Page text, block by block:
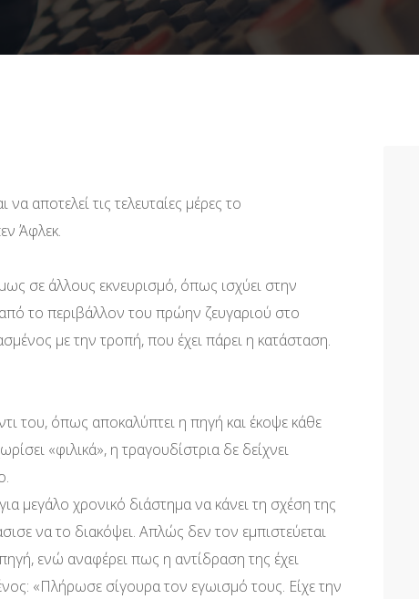
αποτελεί τις τελευταίες μέρες το
Άφλεκ.
σε άλλους εκνευρισμό, όπως ισχύει στην
το περιβάλλον του πρώην ζευγαριού στο
με την τροπή, που έχει πάρει η κατάσταση.
του, όπως αποκαλύπτει η πηγή και έκοψε κάθε
«φιλικά», η τραγουδίστρια δε δείχνει
μεγάλο χρονικό διάστημα να κάνει τη σχέση της
να το διακόψει. Απλώς δεν τον εμπιστεύεται
ενώ αναφέρει πως η αντίδραση της έχει
«Πλήρωσε σίγουρα τον εγωισμό τους. Είχε την